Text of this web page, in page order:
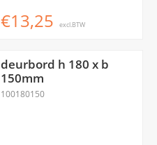
€13,25 excl.BTW
deurbord h 180 x b
150mm
100180150